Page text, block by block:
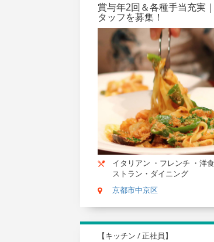
賞与年2回＆各種手当充実
タッフを募集！
イタリアン ・フレンチ ・洋
ストラン・ダイニング
京都市中京区
【キッチン / 正社員】